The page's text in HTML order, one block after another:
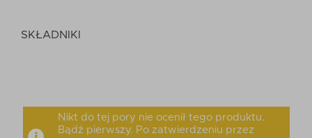
SKŁADNIKI
Nikt do tej pory nie ocenił tego produktu.
Bądź pierwszy. Po zatwierdzeniu przez